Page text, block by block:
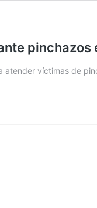
atender víctimas de